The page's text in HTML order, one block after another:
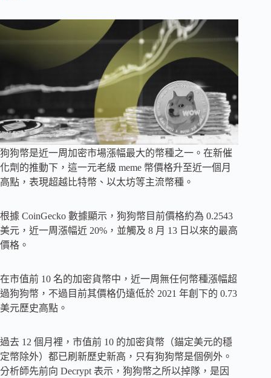
狗狗幣是近一周加密市場漲幅最大的幣種之一。在新催
化劑的推動下，這一元老級 meme 幣價格升至近一個月
高點，表現超越比特幣、以太坊等主流幣種。
根據 CoinGecko 數據顯示，狗狗幣目前價格約為 0.2543
美元，近一周漲幅近 20%，並觸及 8 月 13 日以來的最高
價格。
在市值前 10 名的加密貨幣中，近一周無任何幣種漲幅超
過狗狗幣，不過目前其價格仍遠低於 2021 年創下的 0.73
美元歷史高點。
過去 12 個月裡，市值前 10 的加密貨幣（錨定美元的穩
定幣除外）都已刷新歷史新高，只有狗狗幣是個例外。
分析師先前向 Decrypt 表示，狗狗幣之所以掉隊，是因